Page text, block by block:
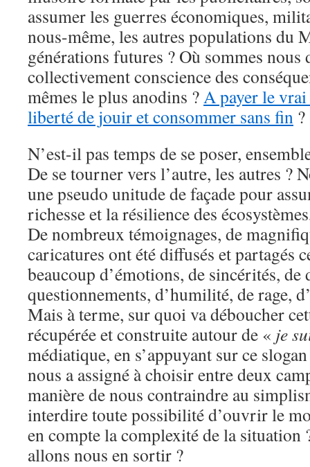
assumer les guerres économiques,
nous-même, les autres populations du
générations futures ? Où sommes nous
collectivement conscience des
mêmes le plus anodins ?A payer le
liberté de jouir et consommer sans fin ?
N’est-il pas temps de se poser,
De se tourner vers l’autre, les autres ?
une pseudo unitude de façade pour
richesse et la résilience des
De nombreux témoignages, de
caricatures ont été diffusés et partagés
beaucoup d’émotions, de sincérités, de
questionnements, d’humilité, de rage,
Mais à terme, sur quoi va déboucher
récupérée et construite autour de « je
médiatique, en s’appuyant sur ce
nous a assigné à choisir entre deux
manière de nous contraindre au
interdire toute possibilité d’ouvrir le
en compte la complexité de la situation
allons nous en sortir ?